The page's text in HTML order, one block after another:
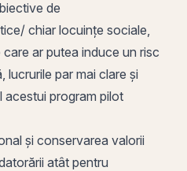
de
chiar locuințe sociale,
ar putea induce un risc
lucrurile par mai clare și
acestui program pilot
și conservarea valorii
atât pentru